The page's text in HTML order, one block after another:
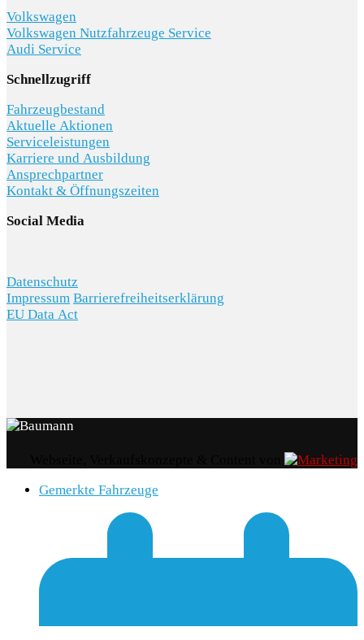
Volkswagen
Volkswagen Nutzfahrzeuge Service
Audi Service
Schnellzugriff
Fahrzeugbestand
Aktuelle Aktionen
Serviceleistungen
Karriere und Ausbildung
Ansprechpartner
Kontakt & Öffnungszeiten
Social Media
Datenschutz
Impressum Barrierefreiheitserklärung
EU Data Act
Gemerkte Fahrzeuge